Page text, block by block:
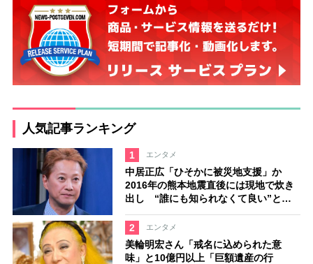
人気記事ランキング
1 エンタメ
中居正広「ひそかに被災地支援」か
2016年の熊本地震直後には現地で炊き
出し “誰にも知られなくて良い”と、
2
エンタメ
美輪明宏さん「戒名に込められた意
味」と10億円以上「巨額遺産の行